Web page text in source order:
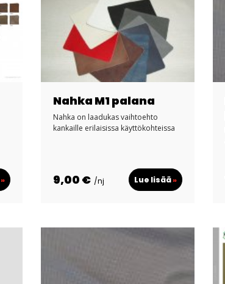
»
Nahka M1 palana
Nahka on laadukas vaihtoehto
kankaille erilaisissa käyttökohteissa
9,00 € /nj Lue lisää»